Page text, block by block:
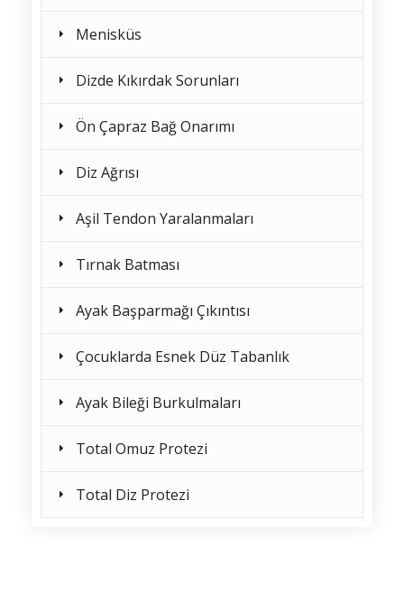
Menisküs
Dizde Kıkırdak Sorunları
Ön Çapraz Bağ Onarımı
Diz Ağrısı
Aşil Tendon Yaralanmaları
Tırnak Batması
Ayak Başparmağı Çıkıntısı
Çocuklarda Esnek Düz Tabanlık
Ayak Bileği Burkulmaları
Total Omuz Protezi
Total Diz Protezi